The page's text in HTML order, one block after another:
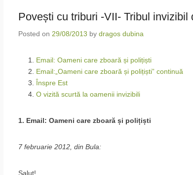
Povești cu triburi -VII- Tribul invizibil
Posted on 29/08/2013 by dragos dubina
Email: Oameni care zboară și polițiști
Email:„Oameni care zboară și polițiști” continuă
Înspre Est
O vizită scurtă la oamenii invizibili
1. Email: Oameni care zboară și polițiști
7 februarie 2012, din Bula:
Salut!